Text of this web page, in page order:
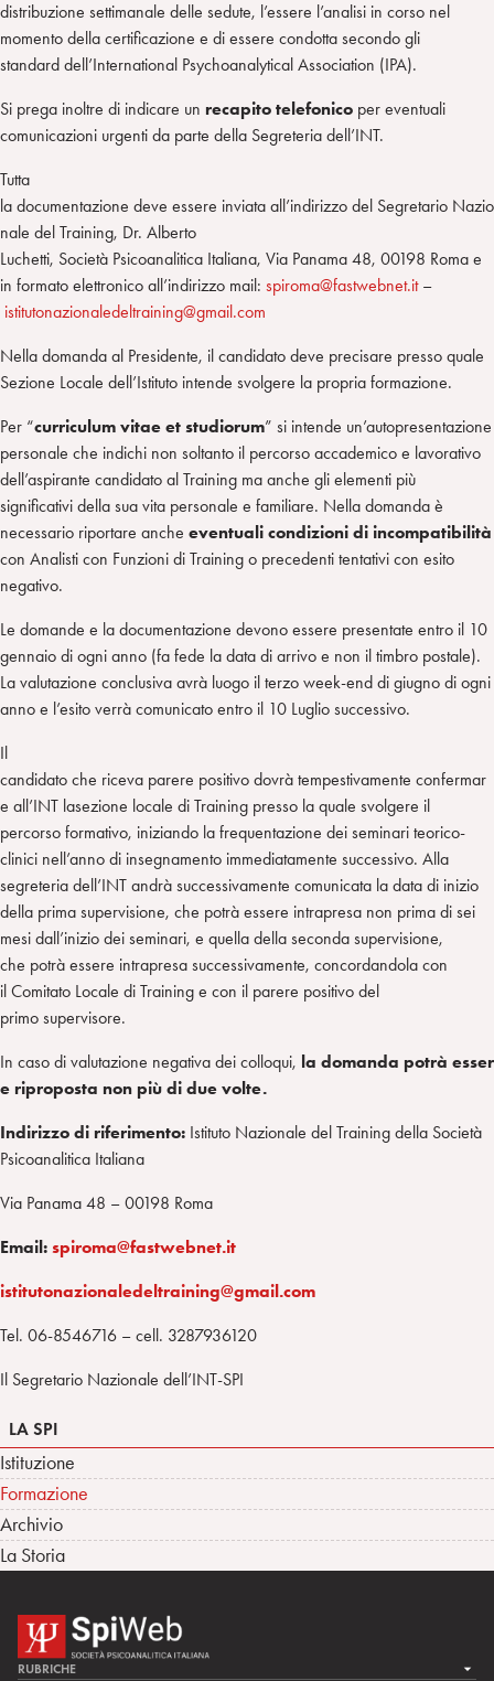
distribuzione settimanale delle sedute, l’essere l’analisi in corso nel
momento della certificazione e di essere condotta secondo gli
standard dell’International Psychoanalytical Association (IPA).
Si prega inoltre di indicare un recapito telefonico per eventuali
comunicazioni urgenti da parte della Segreteria dell’INT.
Tutta
la documentazione deve essere inviata all’indirizzo del Segretario Nazio
nale del Training, Dr. Alberto
Luchetti, Società Psicoanalitica Italiana, Via Panama 48, 00198 Roma e
in formato elettronico all’indirizzo mail: spiroma@fastwebnet.it–
istitutonazionaledeltraining@gmail.com
Nella domanda al Presidente, il candidato deve precisare presso quale
Sezione Locale dell’Istituto intende svolgere la propria formazione.
Per “curriculum vitae et studiorum” si intende un’autopresentazione
personale che indichi non soltanto il percorso accademico e lavorativo
dell’aspirante candidato al Training ma anche gli elementi più
significativi della sua vita personale e familiare. Nella domanda è
necessario riportare anche eventuali condizioni di incompatibilità
con Analisti con Funzioni di Training o precedenti tentativi con esito
negativo.
Le domande e la documentazione devono essere presentate entro il 10
gennaio di ogni anno (fa fede la data di arrivo e non il timbro postale).
La valutazione conclusiva avrà luogo il terzo week-end di giugno di ogni
anno e l’esito verrà comunicato entro il 10 Luglio successivo.
Il
candidato che riceva parere positivo dovrà tempestivamente confermar
e all’INT lasezione locale di Training presso la quale svolgere il
percorso formativo, iniziando la frequentazione dei seminari teorico-
clinici nell’anno di insegnamento immediatamente successivo. Alla
segreteria dell’INT andrà successivamente comunicata la data di inizio
della prima supervisione, che potrà essere intrapresa non prima di sei
mesi dall’inizio dei seminari, e quella della seconda supervisione,
che potrà essere intrapresa successivamente, concordandola con
il Comitato Locale di Training e con il parere positivo del
primo supervisore.
In caso di valutazione negativa dei colloqui, la domanda potrà esser
e riproposta non più di due volte.
Indirizzo di riferimento: ​Istituto Nazionale del Training della Società
Psicoanalitica Italiana
Via Panama 48 – 00198 Roma
Email: spiroma@fastwebnet.it
istitutonazionaledeltraining@gmail.com
Tel. 06-8546716 – cell. 3287936120
Il Segretario Nazionale dell’INT-SPI
LA SPI
Istituzione
Formazione
Archivio
La Storia
RUBRICHE